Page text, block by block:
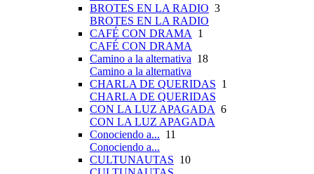
BROTES EN LA RADIO 3
BROTES EN LA RADIO
CAFÉ CON DRAMA
1
CAFÉ CON DRAMA
Camino a la alternativa 18
Camino a la alternativa
CHARLA DE QUERIDAS 1
CHARLA DE QUERIDAS
CON LA LUZ APAGADA 6
CON LA LUZ APAGADA
Conociendo a... 11
Conociendo a...
CULTUNAUTAS 10